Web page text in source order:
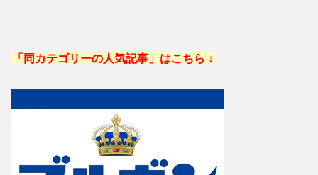
「同カテゴリーの人気記事」はこちら ↓